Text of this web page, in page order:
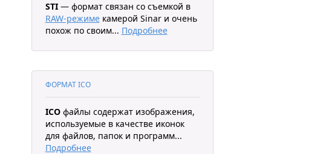
STI— формат связан со съемкой в
RAW-режимекамерой Sinar и очень
похож по своим... Подробнее
ФОРМАТ ICO
ICOфайлы содержат изображения,
используемые в качестве иконок
для файлов, папок и программ...
Подробнее